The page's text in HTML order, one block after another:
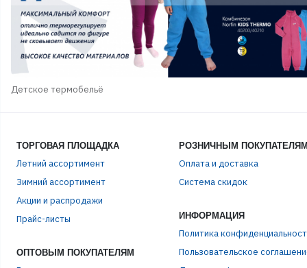
Детское термобельё
ТОРГОВАЯ ПЛОЩАДКА
Летний ассортимент
Зимний ассортимент
Акции и распродажи
Прайс-листы
ОПТОВЫМ ПОКУПАТЕЛЯМ
РОЗНИЧНЫМ
Оплата и доставка
Система скидок
ИНФОРМАЦИЯ
Политика
Пользовательское